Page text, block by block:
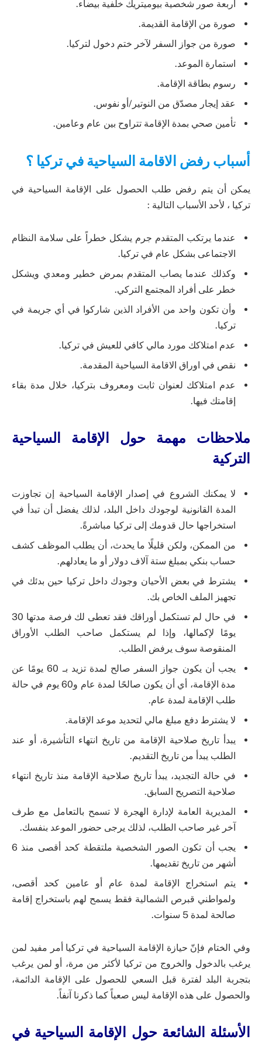
أربعة صور شخصية بيوميتريك خلفية بيضاء.
صورة من الإقامة القديمة.
صورة من جواز السفر لآخر ختم دخول لتركيا.
استمارة الموعد.
رسوم بطاقة الإقامة.
عقد إيجار مصدّق من النوتير/أو نفوس.
تأمين صحي بمدة الإقامة تتراوح بين عام وعامين.
أسباب رفض الاقامة السياحية في تركيا ؟
يمكن أن يتم رفض طلب الحصول على الإقامة السياحية في
تركيا ، لأحد الأسباب التالية :
عندما يرتكب المتقدم جرم يشكل خطراً على سلامة النظام
الاجتماعى بشكل عام في تركيا.
وكذلك عندما يصاب المتقدم بمرض خطير ومعدي ويشكل
خطر على أفراد المجتمع التركي.
وأن تكون واحد من الأفراد الذين شاركوا في أي جريمة في
تركيا.
عدم امتلاكك مورد مالي كافي للعيش في تركيا.
نقص في اوراق الاقامة السياحية المقدمة.
عدم امتلاكك لعنوان ثابت ومعروف بتركيا، خلال مدة بقاء
إقامتك فيها.
ملاحظات مهمة حول الإقامة السياحية
التركية
لا يمكنك الشروع في إصدار الإقامة السياحية إن تجاوزت
المدة القانونية لوجودك داخل البلد، لذلك يفضل أن تبدأ في
استخراجها حال قدومك إلى تركيا مباشرةً.
من الممكن، ولكن قليلًا ما يحدث، أن يطلب الموظف كشف
حساب بنكي بمبلغ ستة آلاف دولار أو ما يعادلهم.
يشترط في بعض الأحيان وجودك داخل تركيا حين بدئك في
تجهيز الملف الخاص بك.
في حال لم تستكمل أوراقك فقد تعطى لك فرصة مدتها 30
يومًا لإكمالها، وإذا لم يستكمل صاحب الطلب الأوراق
المنقوصة سوف يرفض الطلب.
يجب أن يكون جواز السفر صالح لمدة تزيد بـ 60 يومًا عن
مدة الإقامة، أي أن يكون صالحًا لمدة عام و60 يوم في حالة
طلب الإقامة لمدة عام.
لا يشترط دفع مبلغ مالي لتحديد موعد الإقامة.
يبدأ تاريخ صلاحية الإقامة من تاريخ انتهاء التأشيرة، أو عند
الطلب يبدأ من تاريخ التقديم.
في حالة التجديد، يبدأ تاريخ صلاحية الإقامة منذ تاريخ انتهاء
صلاحية التصريح السابق.
المديرية العامة لإدارة الهجرة لا تسمح بالتعامل مع طرف
آخر غير صاحب الطلب، لذلك يرجى حضور الموعد بنفسك.
يجب أن تكون الصور الشخصية ملتقطة كحد أقصى منذ 6
أشهر من تاريخ تقديمها.
يتم استخراج الإقامة لمدة عام أو عامين كحد أقصى،
ولمواطني قبرص الشمالية فقط يسمح لهم باستخراج إقامة
صالحة لمدة 5 سنوات.
وفي الختام فإنّ حيازة الإقامة السياحية في تركيا أمر مفيد لمن
يرغب بالدخول والخروج من تركيا لأكثر من مرة، أو لمن يرغب
بتجربة البلد لفترة قبل السعي للحصول على الإقامة الدائمة،
والحصول على هذه الإقامة ليس صعباً كما ذكرنا آنفاً.
الأسئلة الشائعة حول الإقامة السياحية في